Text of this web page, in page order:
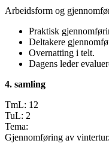
Arbeidsform og
Praktisk
Deltakere
Overnatting i telt.
Dagens leder
4. samling
TmL: 12
TuL: 2
Tema:
Gjennomføring av vintertur.